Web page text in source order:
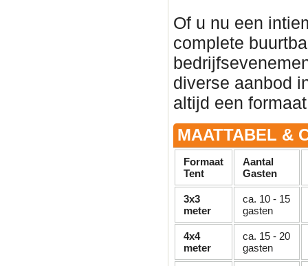
Of u nu een
complete
diverse aanbod
altijd een
MAATTABEL &
Formaat
Tent
Aantal
Gasten
3x3
meter
ca. 10 - 15
gasten
4x4
meter
ca. 15 - 20
gasten